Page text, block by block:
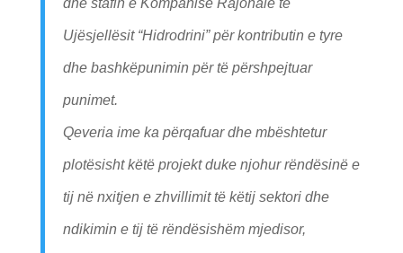
Ujësjellësit “Hidrodrini” për kontributin e tyre
dhe bashkëpunimin për të përshpejtuar
punimet.
Qeveria ime ka përqafuar dhe mbështetur
plotësisht këtë projekt duke njohur rëndësinë e
tij në nxitjen e zhvillimit të këtij sektori dhe
ndikimin e tij të rëndësishëm mjedisor,